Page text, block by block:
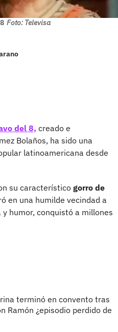
Foto: Televisa
del 8, creado e
Bolaños, ha sido una
latinoamericana desde
su característico gorro de
en una humilde vecindad a
humor, conquistó a millones
terminó en convento tras
Ramón ¿episodio perdido de